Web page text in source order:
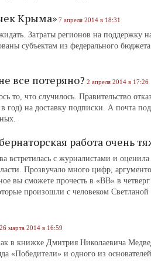
Крыма» 7 апреля 2014 в 18:31
Затраты регионов на поддержку
субъектам из федерального
все потеряно? 2 апреля 2014 в 17:26
то, что случилось. Правительство
год) на доставку подписки. А почта
работа очень
встретилась с журналистами и оценила
Прозвучало много цифр,
вы сможете прочесть в «ВВ» в
произошли с человеком
26 марта 2014 в 16:59
в книжке Дмитрия Николаевича
«Победители» и одного из